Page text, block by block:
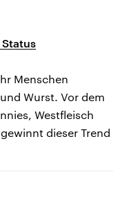
Menschen
Wurst. Vor dem
Westfleisch
dieser Trend